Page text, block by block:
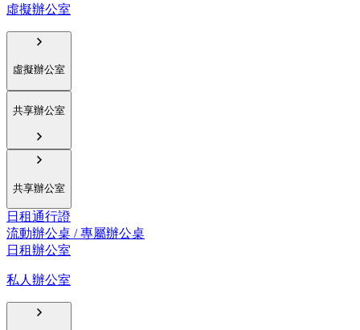
虛擬辦公室
虛擬辦公室
共享辦公室
共享辦公室
日租通行證
流動辦公桌 / 專屬辦公桌
日租辦公室
私人辦公室